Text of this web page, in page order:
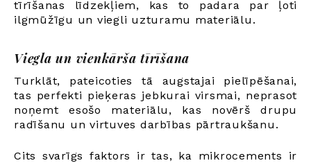
tīrīšanas līdzekļiem, kas to padara par ļoti
ilgmūžīgu un viegli uzturamu materiālu.
Viegla un vienkārša tīrīšana
Turklāt, pateicoties tā augstajai pielīpēšanai,
tas perfekti pieķeras jebkurai virsmai, neprasot
noņemt esošo materiālu, kas novērš drupu
radīšanu un virtuves darbības pārtraukšanu.
Cits svarīgs faktors ir tas, ka mikrocements ir